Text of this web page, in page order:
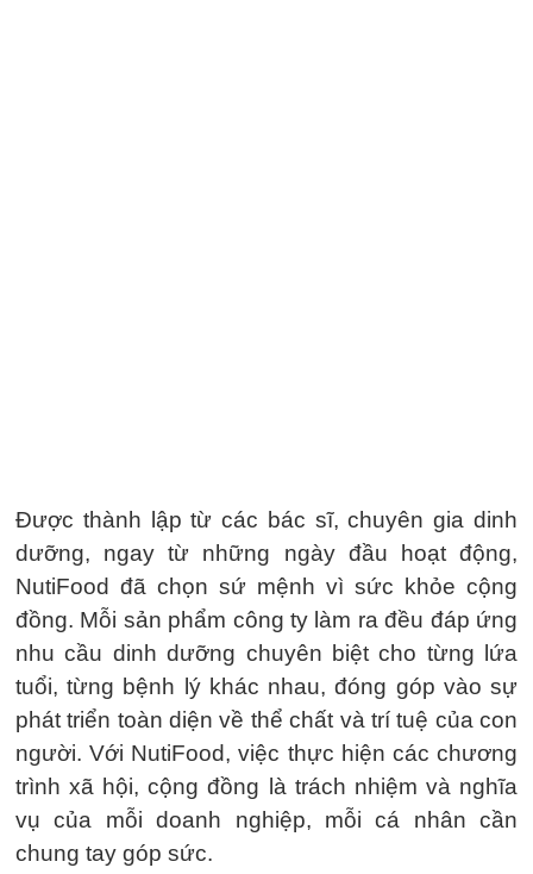
Được thành lập từ các bác sĩ, chuyên gia dinh
dưỡng, ngay từ những ngày đầu hoạt động,
NutiFood đã chọn sứ mệnh vì sức khỏe cộng
đồng. Mỗi sản phẩm công ty làm ra đều đáp ứng
nhu cầu dinh dưỡng chuyên biệt cho từng lứa
tuổi, từng bệnh lý khác nhau, đóng góp vào sự
phát triển toàn diện về thể chất và trí tuệ của con
người. Với NutiFood, việc thực hiện các chương
trình xã hội, cộng đồng là trách nhiệm và nghĩa
vụ của mỗi doanh nghiệp, mỗi cá nhân cần
chung tay góp sức.